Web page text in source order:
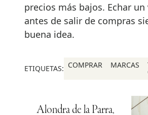
precios más bajos. Echar un
antes de salir de compras
buena idea.
ETIQUETAS: COMPRAR MARCAS
Alondra de la Parra,